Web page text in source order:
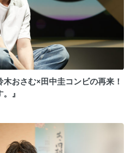
木おさむ×田中圭コンビの再来！
』